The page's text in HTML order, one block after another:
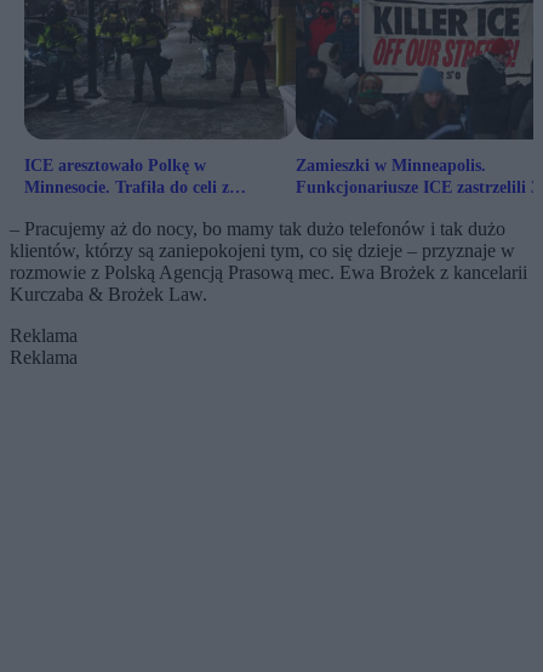
ICE aresztowało Polkę w
Minnesocie. Trafiła do celi z
Zamieszki w Minneapolis.
Funkcjonariusze ICE zastrzelili
– Pracujemy aż do nocy, bo mamy tak dużo telefonów i tak dużo
klientów, którzy są zaniepokojeni tym, co się dzieje – przyznaje w
rozmowie z Polską Agencją Prasową mec. Ewa Brożek z kancelarii
Kurczaba & Brożek Law.
Reklama
Reklama